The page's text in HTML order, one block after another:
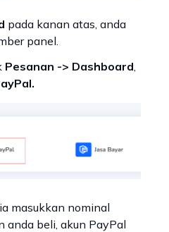
pada kanan atas, anda
panel.
Pesanan -> Dashboard
masukkan nominal
anda beli, akun PayPal